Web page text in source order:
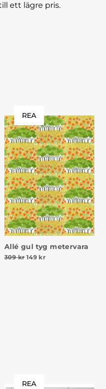
ett lägre pris.
625 kr.
är: 299 kr.
REA
Allé gul tyg metervara
309kr Det ursprungliga priset
149 krDet nuvarande
REA